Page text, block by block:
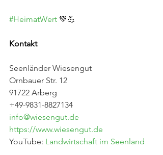
#HeimatWert 💚💪
Kontakt
Seenländer Wiesengut
Ornbauer Str. 12
91722 Arberg
+49-9831-8827134
info@wiesengut.de
https://www.wiesengut.de
YouTube: Landwirtschaft im Seenland